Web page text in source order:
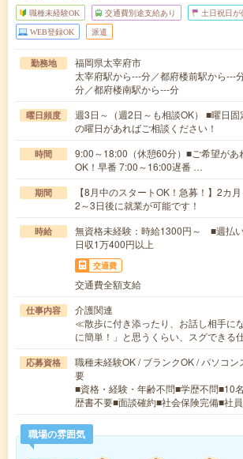
職種未経験OK 交通費別途支給あり 土日祝日が
WEB登録OK 派遣
勤務地
福岡県太宰府市
太宰府駅から---分／都府楼前駅から---
分／都府楼南駅から---分
曜日頻度
週3日～（週2日～も相談OK） ■曜日
の曜日があればご相談ください！
時間
9:00～18:00（休憩60分）■ご希望があ
OK！早番 7:00～16:00遅番 …
期間
【8月中のスタートOK！急募！】2カ
2～3日後に就業が可能です！
時給
無資格未経験：時給1300円～ ■週
日収1万400円以上
交通費
交通費全額支給
仕事内容
介護関連
≪散歩に付き添ったり、お話し相手に
に簡単！」と思うくらい、スグできる
応募資格
職種未経験OK / ブランクOK / パソコン
要
■資格・経験・年齢不問■学歴不問■10
歴書不要■面談確約■社会保険完備■社
職場の雰囲気